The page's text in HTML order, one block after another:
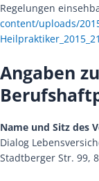
Regelungen
content/uploads/
Angaben
Name und Sitz des
Dialog
Stadtberger Str. 99,